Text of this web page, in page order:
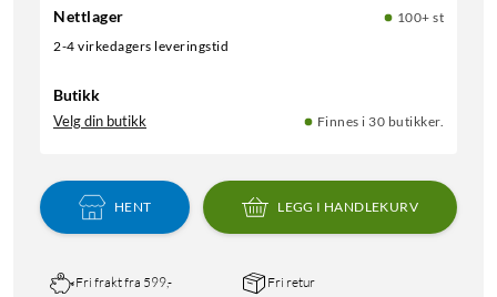
Nettlager
100+ st
2-4 virkedagers leveringstid
Butikk
Velg din butikk Finnes i 30 butikker.
HENT LEGG I HANDLEKURV
Fri frakt fra 599,- Fri retur